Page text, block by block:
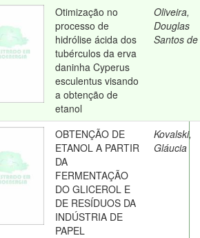
Otimização no
processo de
hidrólise ácida dos
tubérculos da erva
daninha Cyperus
esculentus visando
a obtenção de
etanol
Oliveira,
Douglas
Santos de
OBTENÇÃO DE
ETANOL A PARTIR
DA
FERMENTAÇÃO
DO GLICEROL E
DE RESÍDUOS DA
INDÚSTRIA DE
PAPEL
Kovalski,
Gláucia